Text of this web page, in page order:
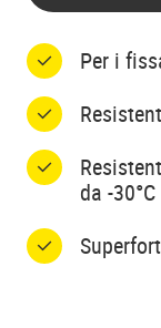
Per i
da -